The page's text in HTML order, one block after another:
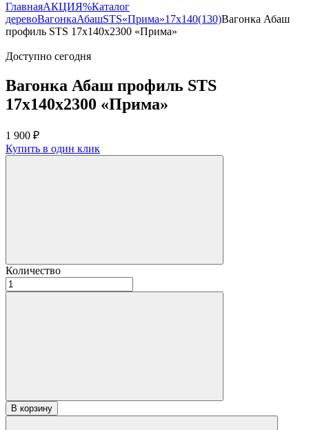
ГлавнаяАКЦИЯ%Каталог
деревоВагонкаАбашSTS«Прима»17х140(130)Вагонка Абаш
профиль STS 17х140х2300 «Прима»
Доступно сегодня
Вагонка Абаш профиль STS
17х140х2300 «Прима»
1 900 ₽
Купить в один клик
Количество
Количество
товара
В корзину